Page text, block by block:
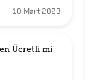
10 Mart 2023
Ücretli mi